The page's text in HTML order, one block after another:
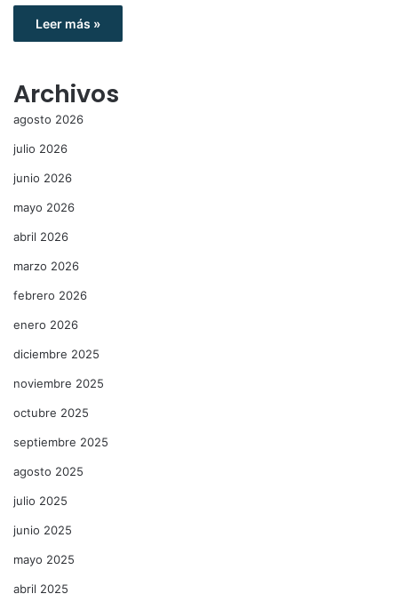
Leer más »
Archivos
agosto 2026
julio 2026
junio 2026
mayo 2026
abril 2026
marzo 2026
febrero 2026
enero 2026
diciembre 2025
noviembre 2025
octubre 2025
septiembre 2025
agosto 2025
julio 2025
junio 2025
mayo 2025
abril 2025